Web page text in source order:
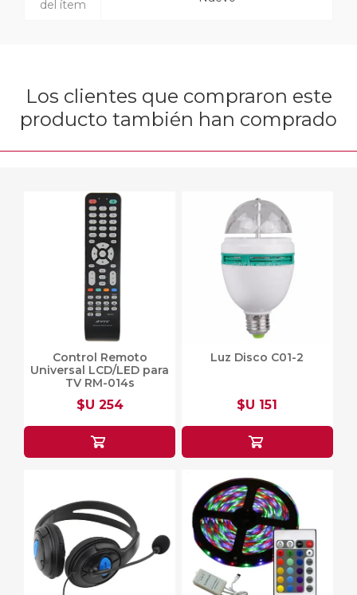
del ítem
Los clientes que compraron este
producto también han comprado
Control Remoto
Universal LCD/LED para
TV RM-014s
$U 254
Luz Disco C01-2
$U 151